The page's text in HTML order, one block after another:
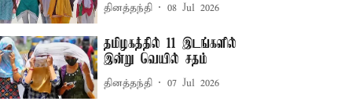
தினத்தந்தி 08 Jul 2026
தமிழகத்தில் 11 இடங்களில்
இன்று வெயில் சதம்
தினத்தந்தி 07 Jul 2026